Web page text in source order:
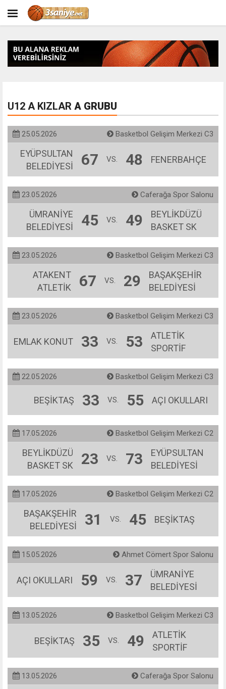
U12 A KIZLAR A GRUBU
25.05.2026 Basketbol Gelişim Merkezi C3
EYÜPSULTAN
BELEDİYESİ
67 VS. 48 FENERBAHÇE
23.05.2026 Caferağa Spor Salonu
ÜMRANİYE
BELEDİYESİ
45 VS. 49
BEYLİKDÜZÜ
BASKET SK
23.05.2026 Basketbol Gelişim Merkezi C3
ATAKENT
ATLETİK
67 VS. 29
BAŞAKŞEHİR
BELEDİYESİ
23.05.2026 Basketbol Gelişim Merkezi C3
EMLAK KONUT 33 VS. 53
ATLETİK
SPORTİF
22.05.2026 Basketbol Gelişim Merkezi C3
BEŞİKTAŞ 33 VS. 55 AÇI OKULLARI
17.05.2026 Basketbol Gelişim Merkezi C2
BEYLİKDÜZÜ
BASKET SK
23 VS. 73
EYÜPSULTAN
BELEDİYESİ
17.05.2026 Basketbol Gelişim Merkezi C2
BAŞAKŞEHİR
BELEDİYESİ
31 VS. 45 BEŞİKTAŞ
15.05.2026 Ahmet Cömert Spor Salonu
AÇI OKULLARI 59 VS. 37
ÜMRANİYE
BELEDİYESİ
13.05.2026 Basketbol Gelişim Merkezi C3
BEŞİKTAŞ 35 VS. 49
ATLETİK
SPORTİF
13.05.2026 Caferağa Spor Salonu